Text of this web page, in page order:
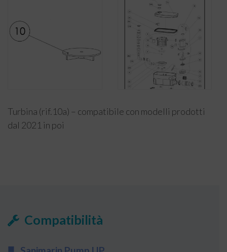
Turbina (rif.10a) – compatibile con modelli prodotti
dal 2021 in poi
Compatibilità